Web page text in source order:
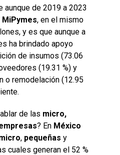
aunque de 2019 a 2023
MiPymes, en el mismo
y es que aunque a
ha brindado apoyo
de insumos (73.06
(19.31 %) y
o remodelación (12.95
de las micro,
? En México
, pequeñas y
cuales generan el 52 %